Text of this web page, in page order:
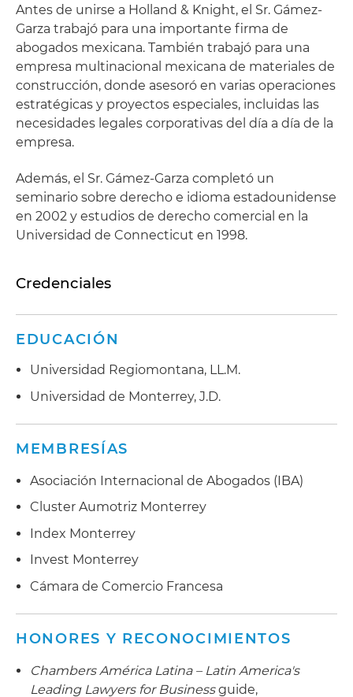
Antes de unirse a Holland & Knight, el Sr. Gámez-
Garza trabajó para una importante firma de
abogados mexicana. También trabajó para una
empresa multinacional mexicana de materiales de
construcción, donde asesoró en varias operaciones
estratégicas y proyectos especiales, incluidas las
necesidades legales corporativas del día a día de la
empresa.
Además, el Sr. Gámez-Garza completó un
seminario sobre derecho e idioma estadounidense
en 2002 y estudios de derecho comercial en la
Universidad de Connecticut en 1998.
Credenciales
EDUCACIÓN
Universidad Regiomontana, LL.M.
Universidad de Monterrey, J.D.
MEMBRESÍAS
Asociación Internacional de Abogados (IBA)
Cluster Aumotriz Monterrey
Index Monterrey
Invest Monterrey
Cámara de Comercio Francesa
HONORES Y RECONOCIMIENTOS
Chambers América Latina – Latin America's
Leading Lawyers for Businessguide,